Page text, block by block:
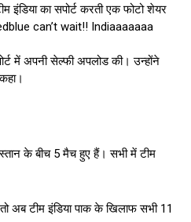
इंडिया का सपोर्ट करती एक फोटो शेयर
can’t wait!! Indiaaaaaaa
में अपनी सेल्फी अपलोड की। उन्होंने
के बीच 5 मैच हुए हैं। सभी में टीम
अब टीम इंडिया पाक के खिलाफ सभी 11